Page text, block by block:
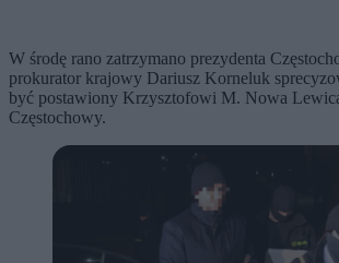
W środę rano zatrzymano prezydenta
prokurator krajowy Dariusz Korneluk
być postawiony Krzysztofowi M. Nowa Lewica
Częstochowy.